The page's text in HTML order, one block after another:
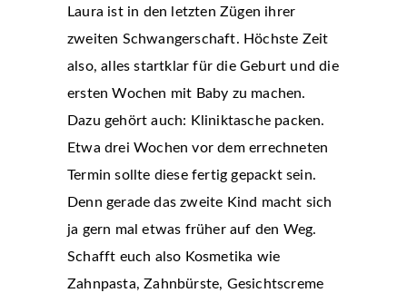
Laura ist in den letzten Zügen ihrer
zweiten Schwangerschaft. Höchste Zeit
also, alles startklar für die Geburt und die
ersten Wochen mit Baby zu machen.
Dazu gehört auch: Kliniktasche packen.
Etwa drei Wochen vor dem errechneten
Termin sollte diese fertig gepackt sein.
Denn gerade das zweite Kind macht sich
ja gern mal etwas früher auf den Weg.
Schafft euch also Kosmetika wie
Zahnpasta, Zahnbürste, Gesichtscreme